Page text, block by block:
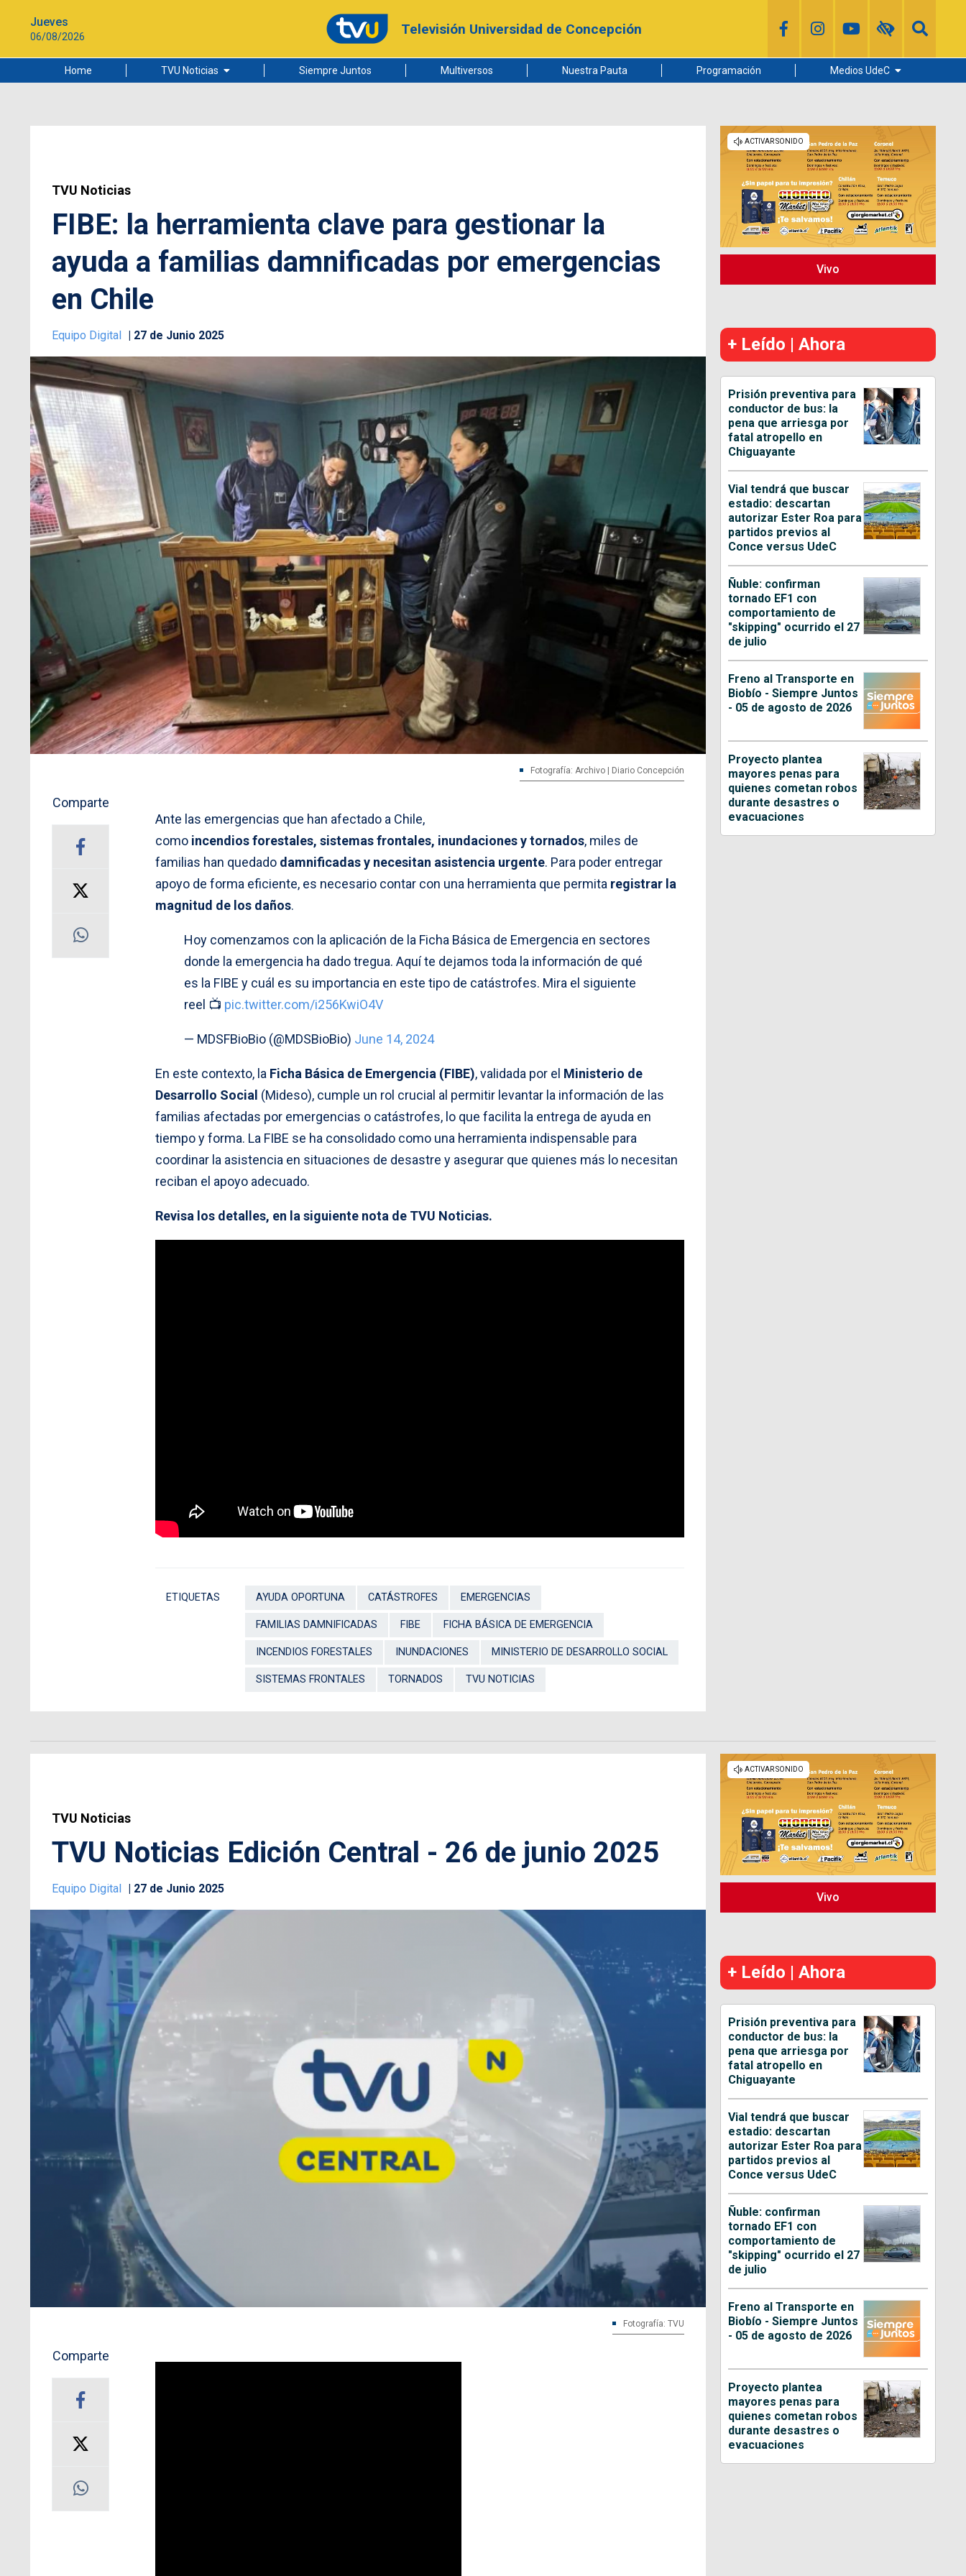
Jueves
06/08/2026 Televisión Universidad de Concepción
Home TVU Noticias
Ciudad
Siempre Juntos Multiversos Nuestra Pauta Programación Medios UdeC
Radio UdeC
Noticias UdeC
La Discusión
TVU Noticias
FIBE: la herramienta clave para gestionar la
ayuda a familias damnificadas por emergencias
en Chile
Equipo Digital 27 de Junio 2025
Fotografía: Archivo | Diario Concepción
Comparte
Ante las emergencias que han afectado a Chile,
como incendios forestales, sistemas frontales, inundaciones y tornados, miles de
familias han quedado damnificadas y necesitan asistencia urgente. Para poder entregar
apoyo de forma eficiente, es necesario contar con una herramienta que permita registrar la
magnitud de los daños.
Hoy comenzamos con la aplicación de la Ficha Básica de Emergencia en sectores
donde la emergencia ha dado tregua. Aquí te dejamos toda la información de qué
es la FIBE y cuál es su importancia en este tipo de catástrofes. Mira el siguiente
reel 📺 pic.twitter.com/i256KwiO4V
— MDSFBioBio (@MDSBioBio) June 14, 2024
En este contexto, la Ficha Básica de Emergencia (FIBE), validada por el Ministerio de
Desarrollo Social (Mideso), cumple un rol crucial al permitir levantar la información de las
familias afectadas por emergencias o catástrofes, lo que facilita la entrega de ayuda en
tiempo y forma. La FIBE se ha consolidado como una herramienta indispensable para
coordinar la asistencia en situaciones de desastre y asegurar que quienes más lo necesitan
reciban el apoyo adecuado.
Revisa los detalles, en la siguiente nota de TVU Noticias.
ETIQUETAS AYUDA OPORTUNA CATÁSTROFES EMERGENCIAS
FAMILIAS DAMNIFICADAS FIBE FICHA BÁSICA DE EMERGENCIA
INCENDIOS FORESTALES INUNDACIONES MINISTERIO DE DESARROLLO SOCIAL
SISTEMAS FRONTALES TORNADOS TVU NOTICIAS
Vivo
+ Leído | Ahora
Prisión preventiva para
conductor de bus: la
pena que arriesga por
fatal atropello en
Chiguayante
Vial tendrá que buscar
estadio: descartan
autorizar Ester Roa para
partidos previos al
Conce versus UdeC
Ñuble: confirman
tornado EF1 con
comportamiento de
"skipping" ocurrido el 27
de julio
Freno al Transporte en
Biobío - Siempre Juntos
- 05 de agosto de 2026
Proyecto plantea
mayores penas para
quienes cometan robos
durante desastres o
evacuaciones
TVU Noticias
TVU Noticias Edición Central - 26 de junio 2025
Equipo Digital 27 de Junio 2025
Fotografía: TVU
Comparte
Vivo
+ Leído | Ahora
Prisión preventiva para
conductor de bus: la
pena que arriesga por
fatal atropello en
Chiguayante
Vial tendrá que buscar
estadio: descartan
autorizar Ester Roa para
partidos previos al
Conce versus UdeC
Ñuble: confirman
tornado EF1 con
comportamiento de
"skipping" ocurrido el 27
de julio
Freno al Transporte en
Biobío - Siempre Juntos
- 05 de agosto de 2026
Proyecto plantea
mayores penas para
quienes cometan robos
durante desastres o
evacuaciones